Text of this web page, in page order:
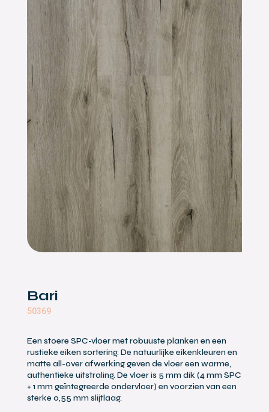
Bari
50369
Een stoere SPC-vloer met robuuste planken en een
rustieke eiken sortering. De natuurlijke eikenkleuren en
matte all-over afwerking geven de vloer een warme,
authentieke uitstraling. De vloer is 5 mm dik (4 mm SPC
+ 1 mm geïntegreerde ondervloer) en voorzien van een
sterke 0,55 mm slijtlaag.